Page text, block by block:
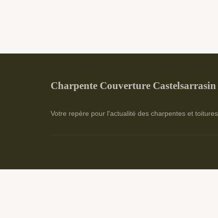
Charpente Couverture Castelsarrasin
Votre repère pour l'actualité des charpentes et